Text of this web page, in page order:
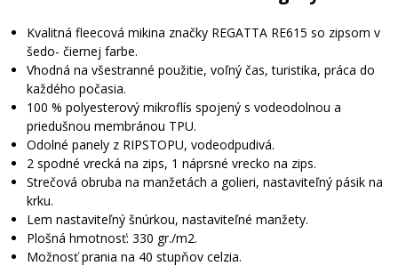
Kvalitná fleecová mikina značky REGATTA RE615 so zipsom v
šedo- čiernej farbe.
Vhodná na všestranné použitie, voľný čas, turistika, práca do
každého počasia.
100 % polyesterový mikroflís spojený s vodeodolnou a
priedušnou membránou TPU.
Odolné panely z RIPSTOPU, vodeodpudivá.
2 spodné vrecká na zips, 1 náprsné vrecko na zips.
Strečová obruba na manžetách a golieri, nastaviteľný pásik na
krku.
Lem nastaviteľný šnúrkou, nastaviteľné manžety.
Plošná hmotnosť: 330 gr./m2.
Možnosť prania na 40 stupňov celzia.